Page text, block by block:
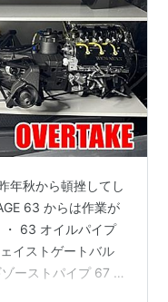
年秋から頓挫してし
63 からは作業が
・ 63 オイルパイプ
イストゲートバル
ーストパイプ 67 左